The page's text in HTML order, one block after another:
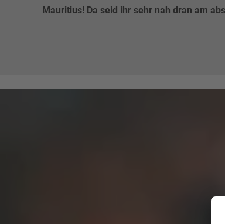
Mauritius! Da seid ihr sehr nah dran am